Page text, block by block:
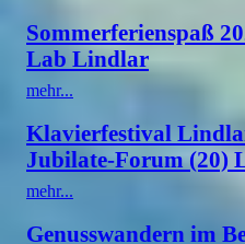
Sommerferienspaß
Lab Lindlar
mehr...
Klavierfestival
Jubilate-Forum (20)
mehr...
Genusswandern im